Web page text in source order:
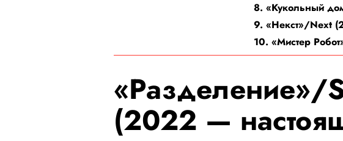
8. «Кукольный
9. «Некст»/Next
10. «Мистер
«Разделение»/
(2022 —